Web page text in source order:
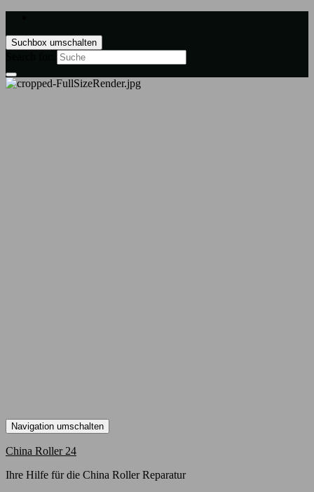
Suchbox umschalten
Navigation umschalten
China Roller 24
Ihre Hilfe für die China Roller Reparatur